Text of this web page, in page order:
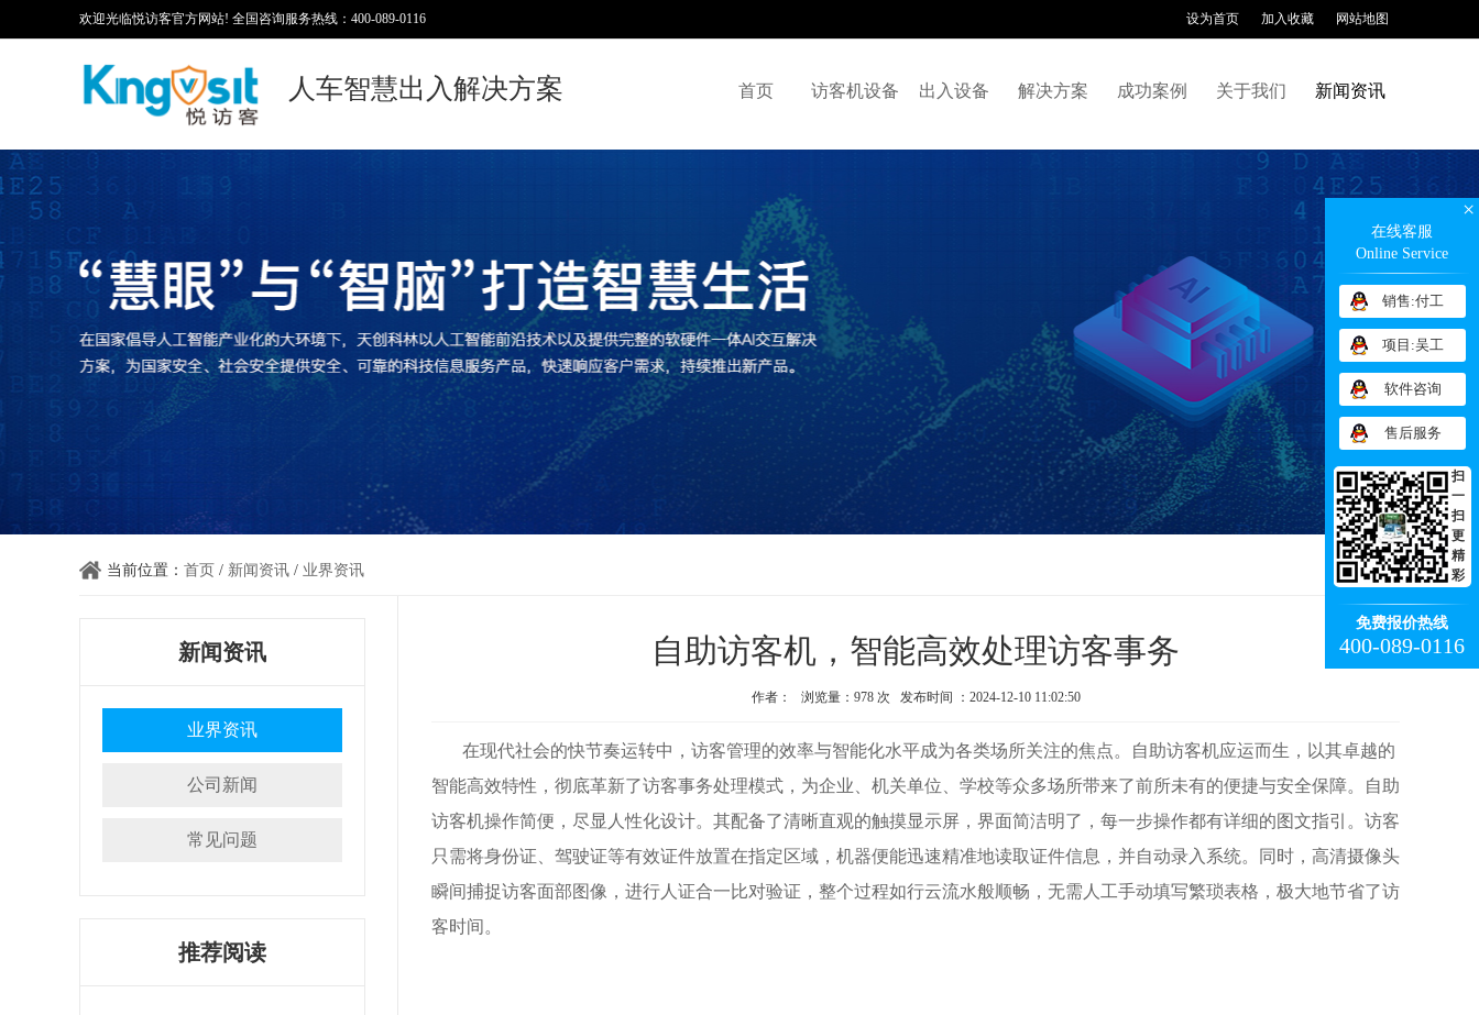
欢迎光临悦访客官方网站! 全国咨询服务热线：400-089-0116 网站地图
加入收藏
设为首页
人车智慧出入解决方案 首页 访客机设备 出入设备 解决方案 成功案例 关于我们 新闻资讯
当前位置： 首页 / 新闻资讯 / 业界资讯
新闻资讯
业界资讯
公司新闻
常见问题
推荐阅读
自助访客机，智能高效处理访客事务
作者： 浏览量：978 次 发布时间 ：2024-12-10 11:02:50
在现代社会的快节奏运转中，访客管理的效率与智能化水平成为各类场所关注的焦点。自助访客机应运而生，以其卓越的
智能高效特性，彻底革新了访客事务处理模式，为企业、机关单位、学校等众多场所带来了前所未有的便捷与安全保障。自助
访客机操作简便，尽显人性化设计。其配备了清晰直观的触摸显示屏，界面简洁明了，每一步操作都有详细的图文指引。访客
只需将身份证、驾驶证等有效证件放置在指定区域，机器便能迅速精准地读取证件信息，并自动录入系统。同时，高清摄像头
瞬间捕捉访客面部图像，进行人证合一比对验证，整个过程如行云流水般顺畅，无需人工手动填写繁琐表格，极大地节省了访
客时间。
×
在线客服
Online Service
销售:付工
项目:吴工
软件咨询
售后服务
扫
一
扫
更
精
彩
免费报价热线
400-089-0116